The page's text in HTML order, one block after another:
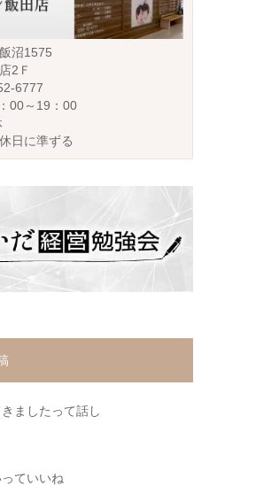
沼1575
2Ｆ
6777
00～19：00
日に準ずる
ましたって話し
ていいね